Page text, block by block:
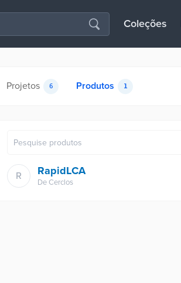
Coleções
Projetos 6 Produtos 1
R RapidLCA
DeCerclos